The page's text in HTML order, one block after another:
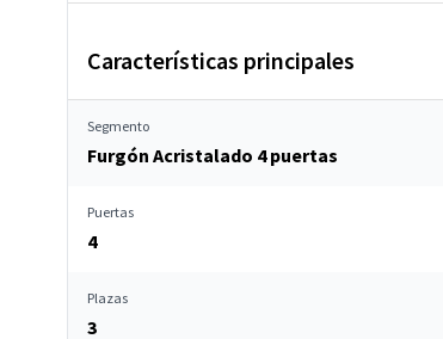
Características principales
Segmento
Furgón Acristalado 4 puertas
Puertas
4
Plazas
3